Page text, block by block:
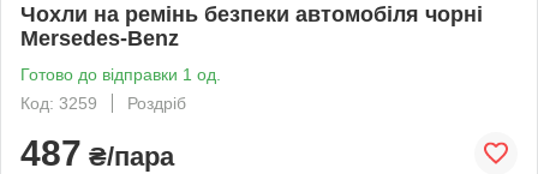
Чохли на ремінь безпеки автомобіля чорні
Mersedes-Benz
Готово до відправки 1 од.
Код: 3259
Роздріб
487 ₴/пара